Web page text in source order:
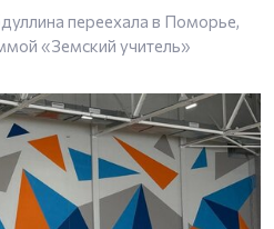
переехала в Поморье,
«Земский учитель»